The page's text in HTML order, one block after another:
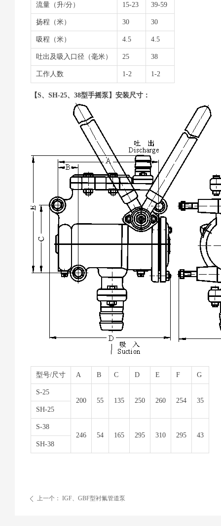
ꄴ 上一个： IGF、GBF型衬氟管道泵
流量（升/分） 15-23 39-59
扬程（米） 30 30
吸程（米） 4.5 4.5
吐出及吸入口径（毫米） 25 38
工作人数 1-2 1-2
【S、SH-25、38型手摇泵】安装尺寸：
型号/尺寸 A B C D E F G
S-25
200
55 135 250 260 254
35
SH-25
S-38
246
54 165 295 310 295
43
SH-38